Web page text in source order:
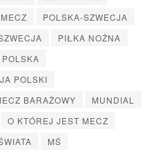
MECZ
POLSKA-SZWECJA
PIŁKA NOŻNA
POLSKA
POLSKI
BARAŻOWY
MUNDIAL
O KTÓREJ JEST MECZ
MŚ